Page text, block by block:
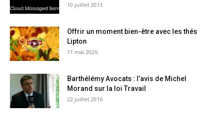
10 juillet 2013
Offrir un moment bien-être avec les thés
Lipton
11 mai 2026
Barthélémy Avocats : l’avis de Michel
Morand sur la loi Travail
22 juillet 2016